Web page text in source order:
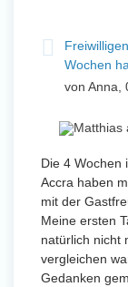
Wochen
von Anna,
Die 4 Wochen
Accra haben
mit der
Meine ersten
natürlich nicht
vergleichen
Gedanken